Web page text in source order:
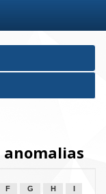
anomalias
F G H